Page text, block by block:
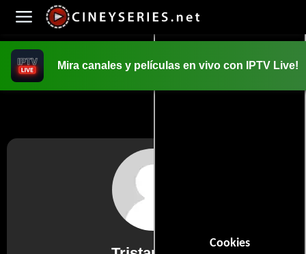
Cookies
Mira canales y películas en vivo con IPTV Live!